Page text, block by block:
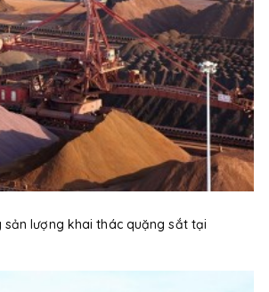
sản lượng khai thác quặng sắt tại